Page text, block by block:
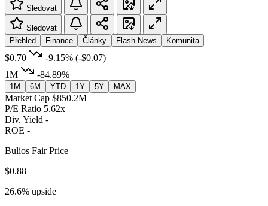
Sledovat
Sledovat
Přehled
Finance Články Flash News Komunita
$0.70 -9.15% (-$0.07)
1M
-84.89%
1M 6M YTD 1Y 5Y MAX
Market Cap $850.2M
P/E Ratio 5.62x
Div. Yield -
ROE -
Bulios Fair Price
$0.88
26.6% upside